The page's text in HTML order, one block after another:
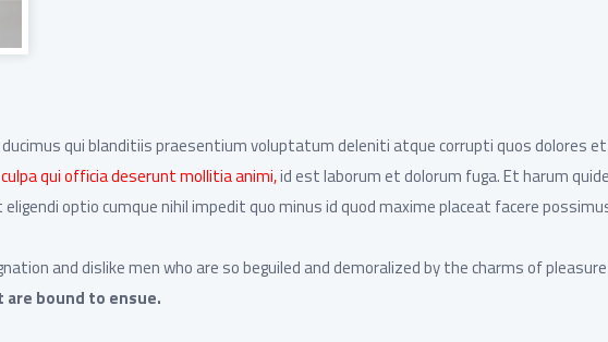
qui blanditiis praesentium voluptatum deleniti atque corrupti quos dolores
qui officia deserunt mollitia animi,id est laborum et dolorum fuga. Et harum
optio cumque nihil impedit quo minus id quod maxime placeat facere
and dislike men who are so beguiled and demoralized by the charms of
bound to ensue.